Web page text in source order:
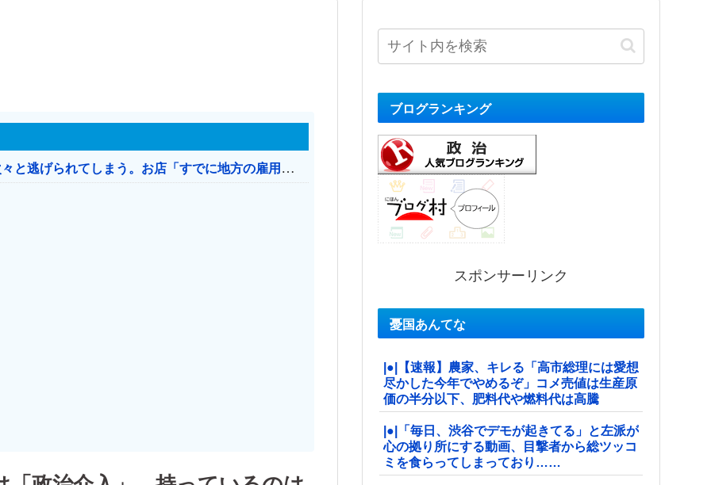
日本のお店、時給1500円でもミャンマー人に次々と逃げられてしまう。お店「すでに地方の雇用は崩壊」
ブログランキング
スポンサーリンク
憂国あんてな
|●|【速報】農家、キレる「高市総理には愛想
尽かした今年でやめるぞ」コメ売値は生産原
価の半分以下、肥料代や燃料代は高騰
|●|「毎日、渋谷でデモが起きてる」と左派が
心の拠り所にする動画、目撃者から総ツッコ
ミを食らってしまっており……